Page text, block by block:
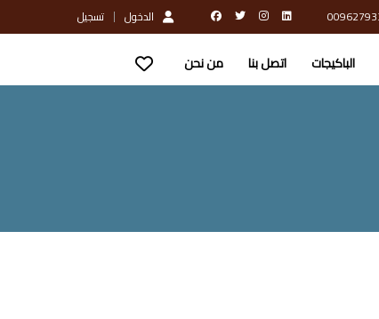
الدخول تسجيل
من نحن اتصل بنا الباكيجات